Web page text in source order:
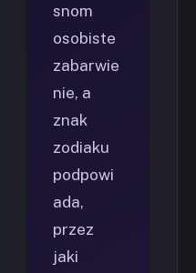
snom
osobiste
zabarwie
nie, a
znak
zodiaku
podpowi
ada,
przez
jaki